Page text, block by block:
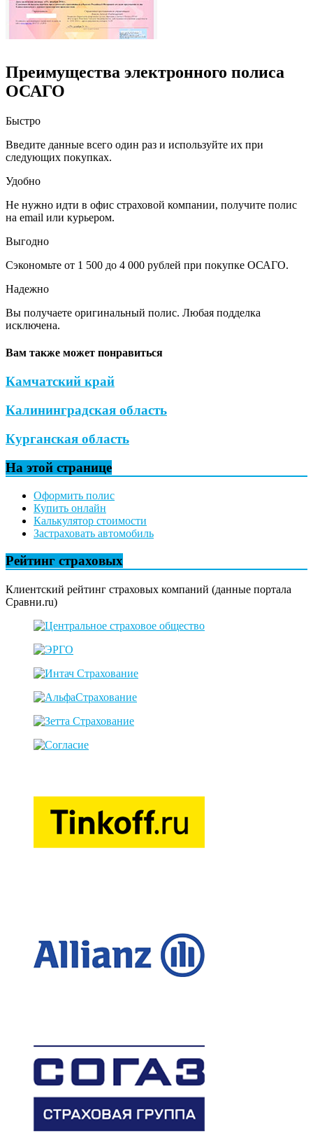
Преимущества электронного полиса
ОСАГО
Быстро
Введите данные всего один раз и используйте их при
следующих покупках.
Удобно
Не нужно идти в офис страховой компании, получите полис
на email или курьером.
Выгодно
Сэкономьте от 1 500 до 4 000 рублей при покупке ОСАГО.
Надежно
Вы получаете оригинальный полис. Любая подделка
исключена.
Вам также может понравиться
Камчатский край
Калининградская область
Курганская область
На этой странице
Оформить полис
Купить онлайн
Калькулятор стоимости
Застраховать автомобиль
Рейтинг страховых
Клиентский рейтинг страховых компаний (данные портала
Сравни.ru)